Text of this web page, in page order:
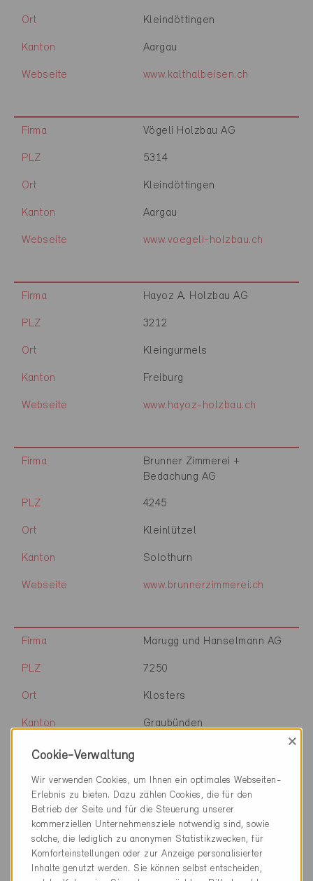
Ort Kleindöttingen
Kanton Aargau
Webseite www.kalthalbeisen.ch
Firma Vögeli Holzbau AG
PLZ 5314
Ort Kleindöttingen
Kanton Aargau
Webseite www.voegeli-holzbau.ch
Firma Hayoz A. Holzbau AG
PLZ 3212
Ort Kleingurmels
Kanton Freiburg
Webseite www.hayoz-holzbau.ch
Firma
Brunner Zimmerei +
Bedachung AG
PLZ 4245
Ort Kleinlützel
Kanton Solothurn
Webseite www.brunnerzimmerei.ch
Firma Marugg und Hanselmann AG
PLZ 7250
Ort Klosters
Kanton Graubünden
Webseite
Firma M. Kunz AG
Klosters Dorf
Cookie-Verwaltung
×
Wir verwenden Cookies, um Ihnen ein optimales Webseiten-
Erlebnis zu bieten. Dazu zählen Cookies, die für den
Betrieb der Seite und für die Steuerung unserer
kommerziellen Unternehmensziele notwendig sind, sowie
solche, die lediglich zu anonymen Statistikzwecken, für
Komforteinstellungen oder zur Anzeige personalisierter
Inhalte genutzt werden. Sie können selbst entscheiden,